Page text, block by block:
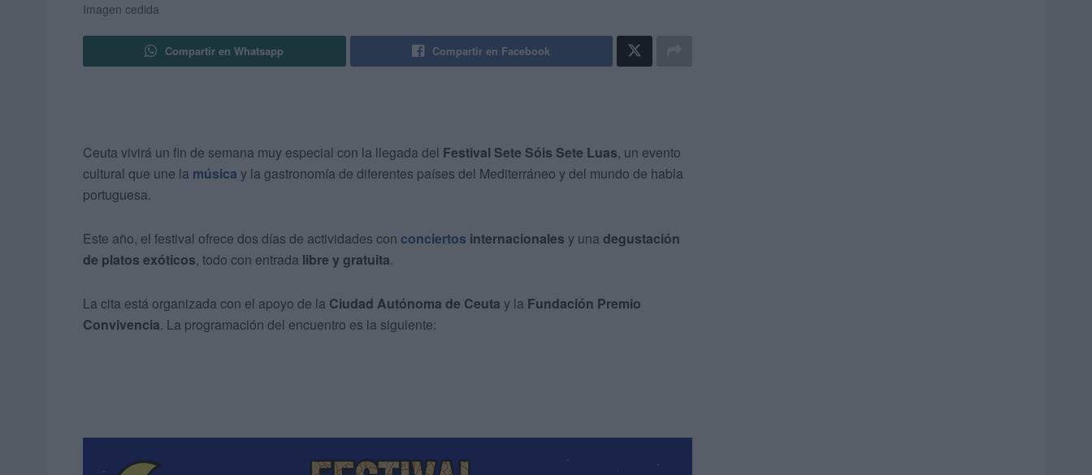
Imagen cedida
Compartir en Whatsapp Compartir en Facebook
Ceuta vivirá un fin de semana muy especial con la llegada del Festival Sete Sóis Sete Luas, un evento
cultural que une la música y la gastronomía de diferentes países del Mediterráneo y del mundo de habla
portuguesa.
Este año, el festival ofrece dos días de actividades con conciertos internacionales y una degustación
de platos exóticos, todo con entrada libre y gratuita.
La cita está organizada con el apoyo de la Ciudad Autónoma de Ceuta y la Fundación Premio
Convivencia. La programación del encuentro es la siguiente: